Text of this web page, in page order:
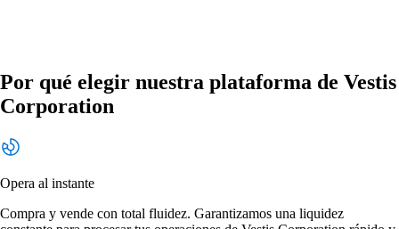
Por qué elegir nuestra plataforma de Vestis
Corporation
Opera al instante
Compra y vende con total fluidez. Garantizamos una liquidez